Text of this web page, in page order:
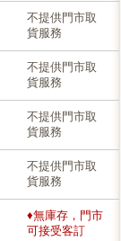
不提供門市取
貨服務
不提供門市取
貨服務
不提供門市取
貨服務
不提供門市取
貨服務
♦無庫存，門市
可接受客訂